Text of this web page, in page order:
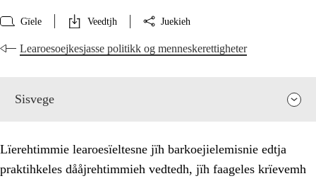
Gïele Veedtjh Juekieh
Learoesoejkesjasse politikk og menneskerettigheter
Sisvege
Lïerehtimmie learoesïeltesne jïh barkoejielemisnie edtja
praktihkeles dååjrehtimmieh vedtedh, jïh faageles krïevemh